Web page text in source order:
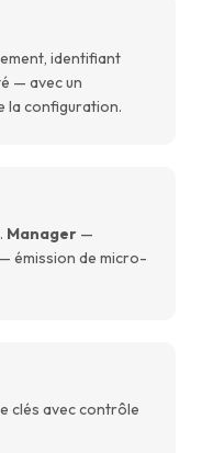
identifiant
— avec un
la configuration.
Manager —
— émission de micro-
clés avec contrôle